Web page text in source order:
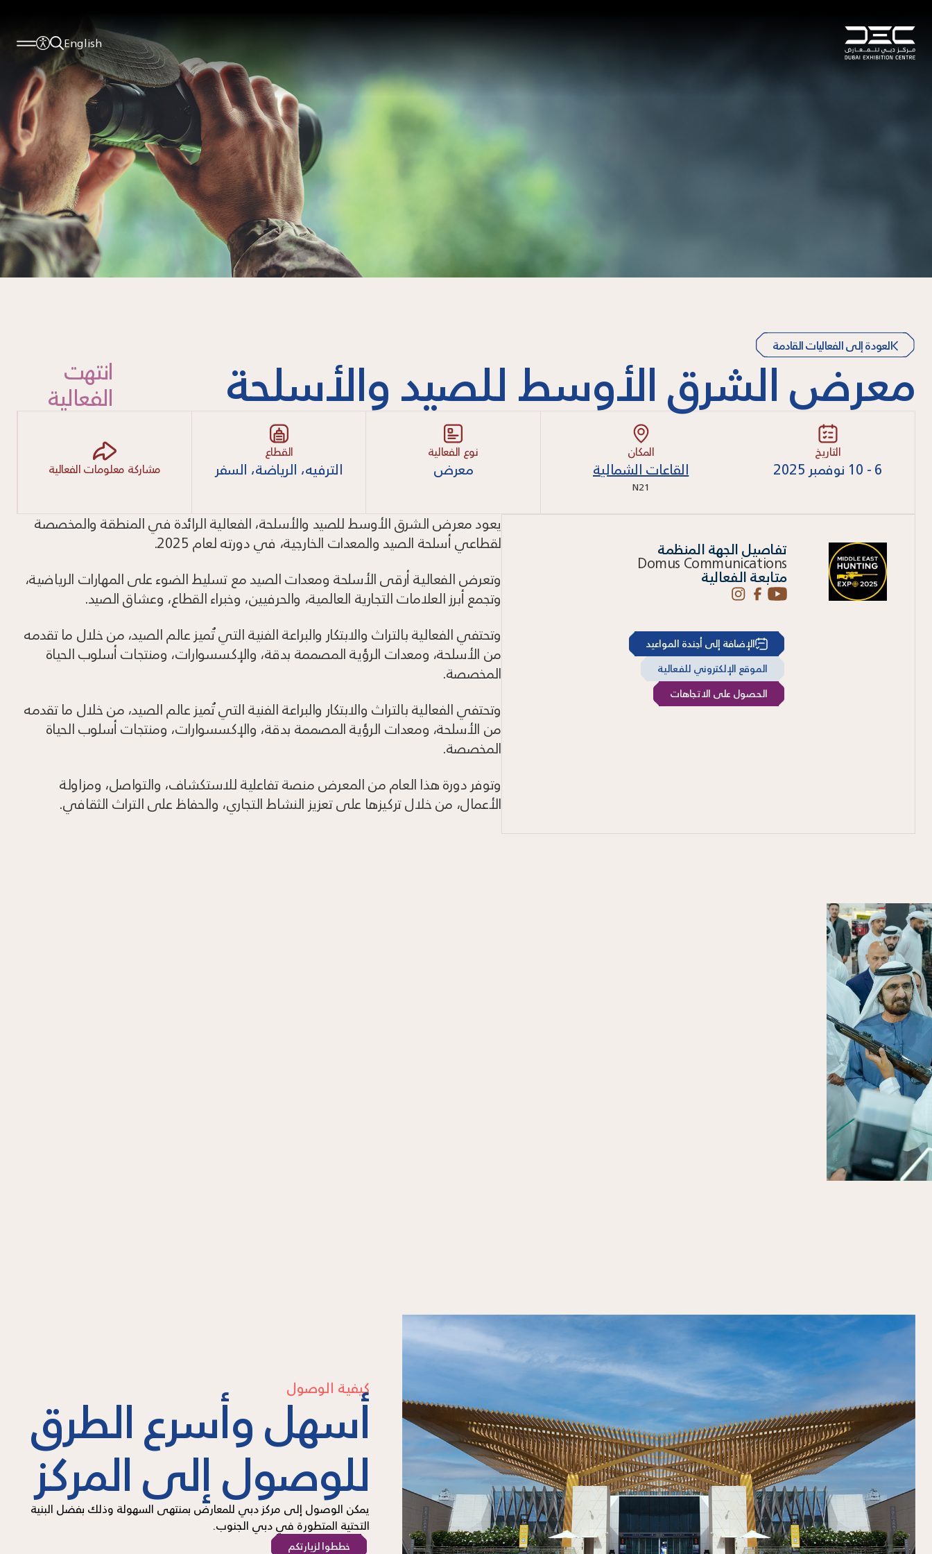
English
العودة إلى الفعاليات القادمة
معرض الشرق الأوسط للصيد والأسلحة انتهت
الفعالية
التاريخ
6 - 10 نوفمبر 2025
المكان
القاعات الشمالية
N21
نوع الفعالية
معرض
القطاع
الترفيه، الرياضة، السفر مشاركة معلومات الفعالية
تفاصيل الجهة المنظمة
Domus Communications
متابعة الفعالية
الإضافة إلى أجندة المواعيد
الموقع الإلكتروني للفعالية
الحصول على الاتجاهات
يعود معرض الشرق الأوسط للصيد والأسلحة، الفعالية الرائدة في المنطقة والمخصصة
لقطاعي أسلحة الصيد والمعدات الخارجية، في دورته لعام 2025.
وتعرض الفعالية أرقى الأسلحة ومعدات الصيد مع تسليط الضوء على المهارات الرياضية،
وتجمع أبرز العلامات التجارية العالمية، والحرفيين، وخبراء القطاع، وعشاق الصيد.
وتحتفي الفعالية بالتراث والابتكار والبراعة الفنية التي تُميز عالم الصيد، من خلال ما تقدمه
من الأسلحة، ومعدات الرؤية المصممة بدقة، والإكسسوارات، ومنتجات أسلوب الحياة
المخصصة.
وتحتفي الفعالية بالتراث والابتكار والبراعة الفنية التي تُميز عالم الصيد، من خلال ما تقدمه
من الأسلحة، ومعدات الرؤية المصممة بدقة، والإكسسوارات، ومنتجات أسلوب الحياة
المخصصة.
وتوفر دورة هذا العام من المعرض منصة تفاعلية للاستكشاف، والتواصل، ومزاولة
الأعمال، من خلال تركيزها على تعزيز النشاط التجاري، والحفاظ على التراث الثقافي.
كيفية الوصول
أسهل وأسرع الطرق
للوصول إلى المركز
يمكن الوصول إلى مركز دبي للمعارض بمنتهى السهولة وذلك بفضل البنية
التحتية المتطورة في دبي الجنوب.
خططوا لزيارتكم